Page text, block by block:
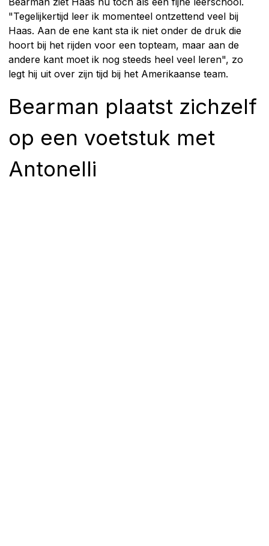
"Tegelijkertijd leer ik momenteel ontzettend veel bij
Haas. Aan de ene kant sta ik niet onder de druk die
hoort bij het rijden voor een topteam, maar aan de
andere kant moet ik nog steeds heel veel leren", zo
legt hij uit over zijn tijd bij het Amerikaanse team.
Bearman plaatst zichzelf
op een voetstuk met
Antonelli